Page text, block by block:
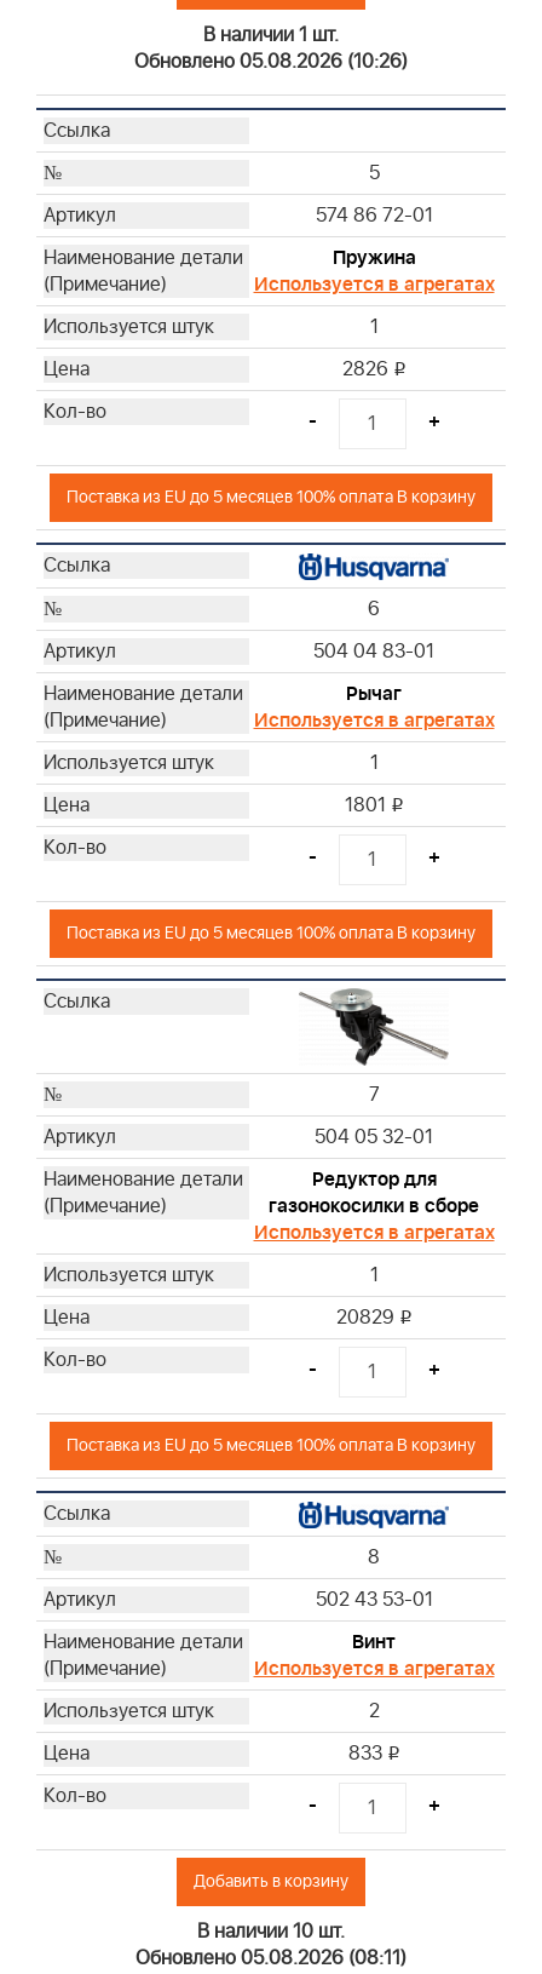
В наличии 1 шт.
Обновлено 05.08.2026 (10:26)
5
574 86 72-01
Пружина
Используется в агрегатах
1
2826 i
- +
Поставка из EU до 5 месяцев 100% оплата В корзину
6
504 04 83-01
Рычаг
Используется в агрегатах
1
1801 i
- +
Поставка из EU до 5 месяцев 100% оплата В корзину
7
504 05 32-01
Редуктор для
газонокосилки в сборе
Используется в агрегатах
1
20829 i
- +
Поставка из EU до 5 месяцев 100% оплата В корзину
8
502 43 53-01
Винт
Используется в агрегатах
2
833 i
- +
Добавить в корзину
В наличии 10 шт.
Обновлено 05.08.2026 (08:11)